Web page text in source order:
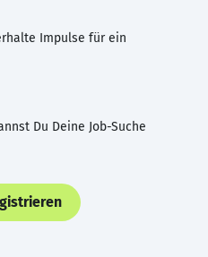
Impulse für ein
Du Deine Job-Suche